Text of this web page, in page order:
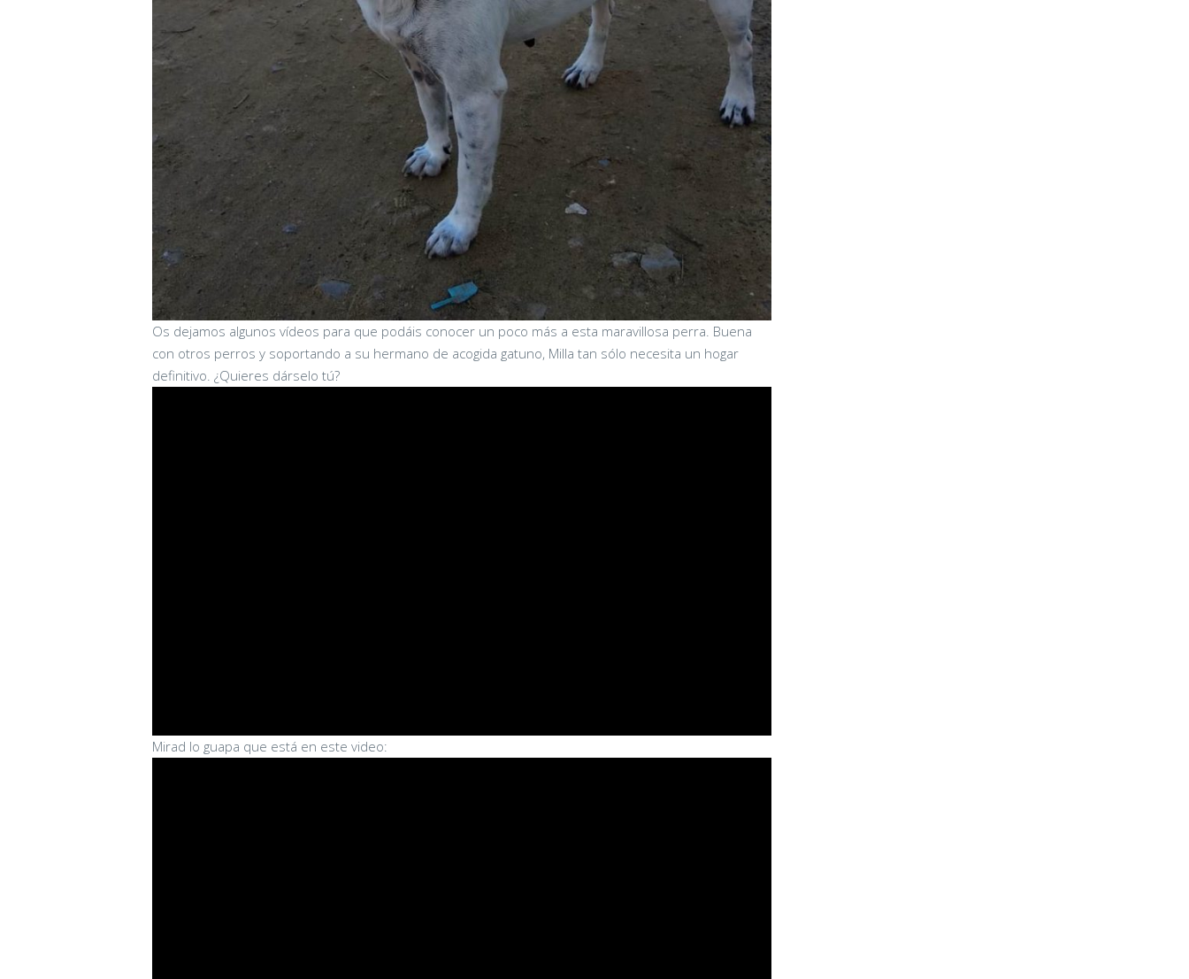
Os dejamos algunos vídeos para que podáis conocer un poco más a esta maravillosa perra. Buena
con otros perros y soportando a su hermano de acogida gatuno, Milla tan sólo necesita un hogar
definitivo. ¿Quieres dárselo tú?
Mirad lo guapa que está en este video: